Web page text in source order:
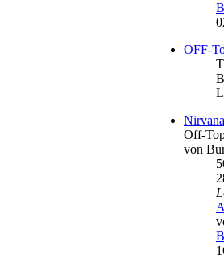
OFF-
Nirvana
Off-
von